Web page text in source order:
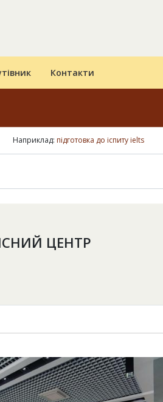
Контакти
Наприклад: підготовка до іспиту ielts
ЦЕНТР